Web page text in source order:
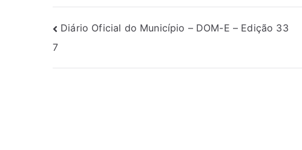
Diário Oficial do Município – DOM-E – Edição 33
7